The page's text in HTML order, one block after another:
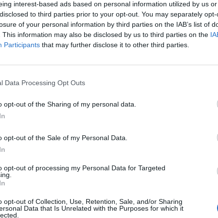
interest-based ads based on personal information utilized by us
to third parties prior to your opt-out. You may separately
of your personal information by third parties on the IAB’s list of
This information may also be disclosed by us to third parties on the
Participants that may further disclose it to other third parties.
Data Processing Opt Outs
opt-out of the Sharing of my personal data.
opt-out of the Sale of my Personal Data.
opt-out of processing my Personal Data for Targeted
opt-out of Collection, Use, Retention, Sale, and/or Sharing
Data that Is Unrelated with the Purposes for which it
a kormány a jövedéki adó mértékét az
is felmerül: Számíthatunk-e azonnal
egy ilyen szabályozásnak? Indokolt-e egy ilyen
jövedéki adójaA friss adótörvény javaslatok alapján a
adójának mértékét a kőolaj árához kötné, ami azt jelenti,
akkor jövedéki adó emelés lép életbe. A vizsgálat...
portfolio.hu hírarchívumához tartozik, melynek olvasása
tartalmazza:
elmúlt 2 év napon belüli